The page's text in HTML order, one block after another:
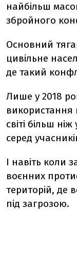
найбільш
збройного
Основний
цивільне
де такий
Лише у 2018
використання
світі більш
серед
І навіть коли
воєнних
територій, де
під загрозою.